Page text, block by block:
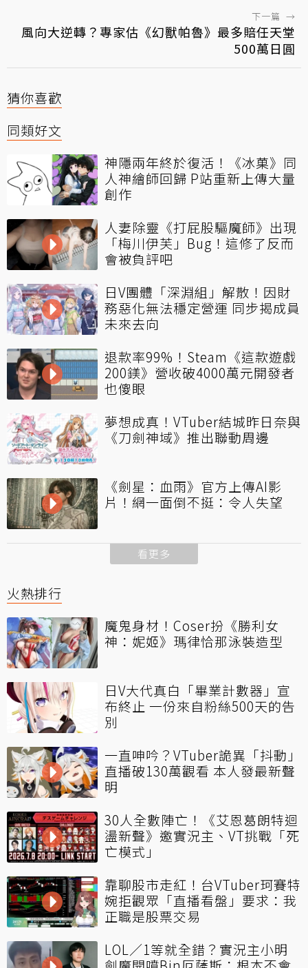
下一篇 →
風向大逆轉？專家估《幻獸帕魯》最多賠任天堂
500萬日圓
猜你喜歡
同類好文
神隱兩年終於復活！《冰菓》同
人神繪師回歸 P站重新上傳大量
創作
人妻除靈《打屁股驅魔師》出現
「梅川伊芙」Bug！這修了反而
會被負評吧
日V團體「深淵組」解散！因財
務惡化無法穩定營運 同步揭成員
未來去向
退款率99%！Steam《這款遊戲
200鎂》營收破4000萬元開發者
也傻眼
夢想成真！VTuber結城昨日奈與
《刀劍神域》推出聯動周邊
《劍星：血雨》官方上傳AI影
片！網一面倒不挺：令人失望
看更多
火熱排行
魔鬼身材！Coser扮《勝利女
神：妮姬》瑪律恰那泳裝造型
日V大代真白「畢業計數器」宣
布終止 一份來自粉絲500天的告
別
一直呻吟？VTuber詭異「抖動」
直播破130萬觀看 本人發最新聲
明
30人全數陣亡！《艾恩葛朗特迴
盪新聲》邀實況主、VT挑戰「死
亡模式」
靠聊股市走紅！台VTuber珂賽特
婉拒觀眾「直播看盤」要求：我
正職是股票交易
LOL／1等就全錯？實況主小明